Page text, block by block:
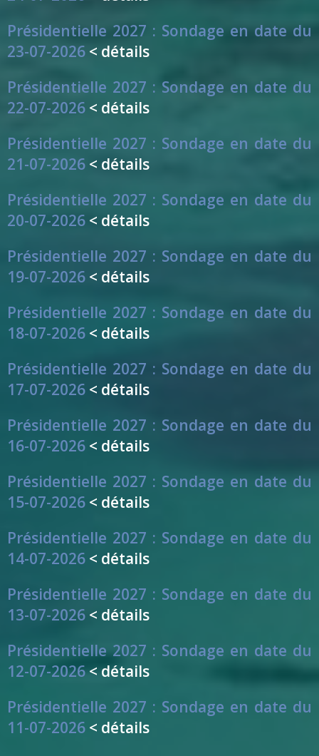
Présidentielle 2027 : Sondage en date du
23-07-2026 < détails
Présidentielle 2027 : Sondage en date du
22-07-2026 < détails
Présidentielle 2027 : Sondage en date du
21-07-2026 < détails
Présidentielle 2027 : Sondage en date du
20-07-2026 < détails
Présidentielle 2027 : Sondage en date du
19-07-2026 < détails
Présidentielle 2027 : Sondage en date du
18-07-2026 < détails
Présidentielle 2027 : Sondage en date du
17-07-2026 < détails
Présidentielle 2027 : Sondage en date du
16-07-2026 < détails
Présidentielle 2027 : Sondage en date du
15-07-2026 < détails
Présidentielle 2027 : Sondage en date du
14-07-2026 < détails
Présidentielle 2027 : Sondage en date du
13-07-2026 < détails
Présidentielle 2027 : Sondage en date du
12-07-2026< détails
Présidentielle 2027 : Sondage en date du
11-07-2026 < détails